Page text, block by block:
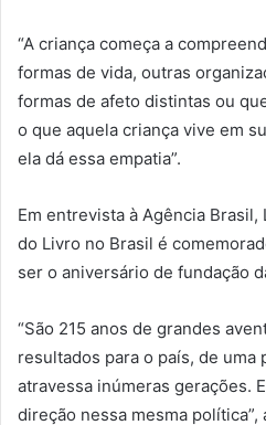
“A criança começa a
formas de vida, outras
formas de afeto distintas ou
o que aquela criança vive em
ela dá essa empatia”.
Em entrevista à Agência
do Livro no Brasil é
ser o aniversário de fundação
“São 215 anos de grandes
resultados para o país, de uma
atravessa inúmeras gerações.
direção nessa mesma